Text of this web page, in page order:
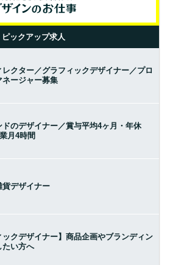
ピックアップ求人
レクター／グラフィックデザイナー／プロ
ネージャー募集
ドのデザイナー／賞与平均4ヶ月・年休
月4時間
貨デザイナー
ックデザイナー】商品企画やブランディン
たい方へ